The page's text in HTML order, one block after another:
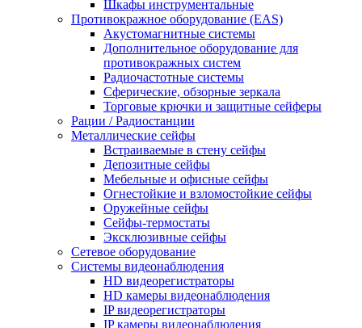
Шкафы инструментальные
Противокражное оборудование (EAS)
Акустомагнитные системы
Дополнительное оборудование для
противокражных систем
Радиочастотные системы
Сферические, обзорные зеркала
Торговые крючки и защитные сейферы
Рации / Радиостанции
Металлические сейфы
Встраиваемые в стену сейфы
Депозитные сейфы
Мебельные и офисные сейфы
Огнестойкие и взломостойкие сейфы
Оружейные сейфы
Сейфы-термостаты
Эксклюзивные сейфы
Сетевое оборудование
Системы видеонаблюдения
HD видеорегистраторы
HD камеры видеонаблюдения
IP видеорегистраторы
IP камеры видеонаблюдения